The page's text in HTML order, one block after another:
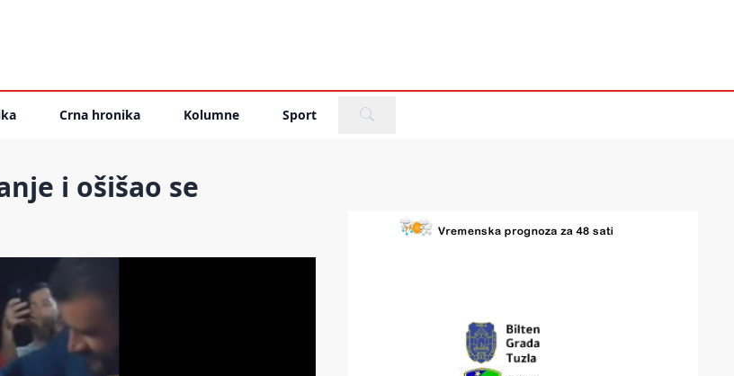
Crna hronika Kolumne Sport
i ošišao se